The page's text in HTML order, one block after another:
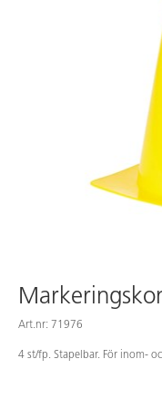
Art.nr: 71976
4 st/fp. Stapelbar. För inom-